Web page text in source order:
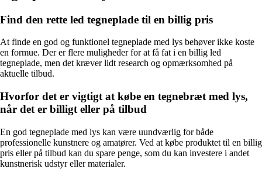
Find den rette led tegneplade til en billig pris
At finde en god og funktionel tegneplade med lys behøver ikke koste
en formue. Der er flere muligheder for at få fat i en billig led
tegneplade, men det kræver lidt research og opmærksomhed på
aktuelle tilbud.
Hvorfor det er vigtigt at købe en tegnebræt med lys,
når det er billigt eller på tilbud
En god tegneplade med lys kan være uundværlig for både
professionelle kunstnere og amatører. Ved at købe produktet til en billig
pris eller på tilbud kan du spare penge, som du kan investere i andet
kunstnerisk udstyr eller materialer.